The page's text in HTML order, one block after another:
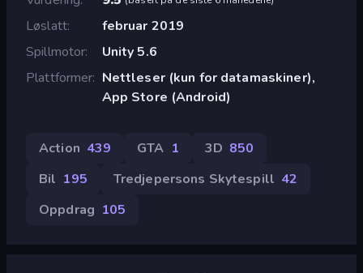
Løslatt
februar 2019
Spillmotor
Unity 5.6
Plattformer Nettleser (kun for datamaskiner),
App Store (Android)
Action 439 GTA 1 3D 850
Bil 195 Tredjepersons Skytespill 42
Oppdrag 105